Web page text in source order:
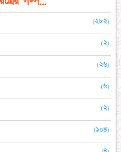
(২৮২)
(২)
(২৬)
(৬)
(২)
(১০৪)